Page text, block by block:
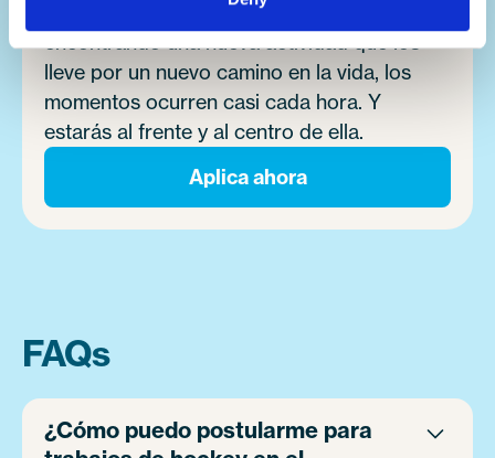
de campistas superando miedos, o
encontrando una nueva actividad que los
lleve por un nuevo camino en la vida, los
momentos ocurren casi cada hora. Y
estarás al frente y al centro de ella.
Aplica ahora
FAQs
¿Cómo puedo postularme para